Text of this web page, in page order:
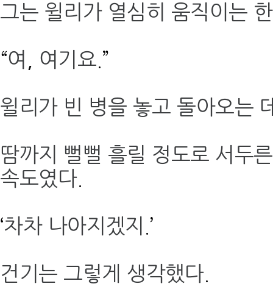
그는 윌리가 열심히 움직이는 한
“여 여기요 .”
윌리가 빈 병을 놓고 돌아오는
땀까지 뻘뻘 흘릴 정도로 서두
속도였다.
‘차차 나아지겠지 .’
건기는 그렇게 생각했다.